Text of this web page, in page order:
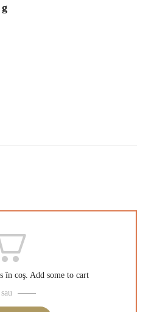
în coş. Add some to cart
sau